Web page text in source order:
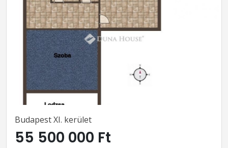
Budapest XI. kerület
55 500 000 Ft